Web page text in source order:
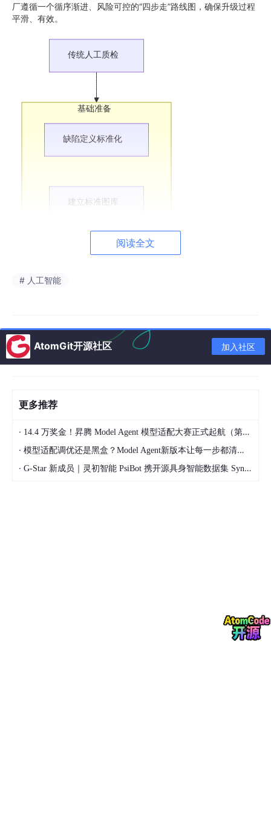
厂遵循一个循序渐进、风险可控的“四步走”路线图，确保升级过程
平滑、有效。
选型与部署
基础准备
缺陷定义标准化
建立标准图库
流程梳理评估
传统人工质检
阅读全文
# 人工智能
AtomGit开源社区 加入社区
更多推荐
· 14.4 万奖金！昇腾 Model Agent 模型适配大赛正式起航（第二季）
· 模型适配调优还是黑盒？Model Agent新版本让每一步都清晰可见
· G-Star 新成员｜灵初智能 PsiBot 携开源具身智能数据集 SynData 入驻 AtomGit